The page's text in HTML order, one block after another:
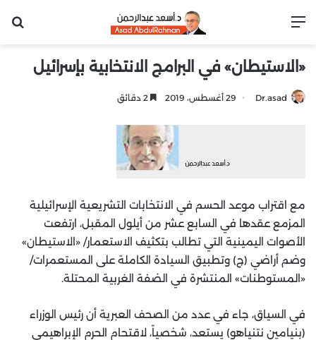
«الاستيطان» في البرامج الانتخابية بإسرائيل
Dr.asad 29 أغسطس، 2019
مع اقتراب موعد الحسم في الانتخابات التشريعية الإسرائيلية
المزمع عقدها في السابع عشر من أيلول المقبل، ارتفعت
الأصوات اليمينية التي تطالب بتكثيف الاستعمار/ «الاستيطان»
وضم أراضي (ج) وتطبيق السيادة الكاملة على المستعمرات/
«المستوطنات» المنتشرة في الضفة الغربية المحتلة.
في السياق، جاء في عدد من الصحف العبرية أن رئيس الوزراء
(بنيامين نتنياهو) يستعد، شخصياً، لاقتحام الحرم الإبراهيمي